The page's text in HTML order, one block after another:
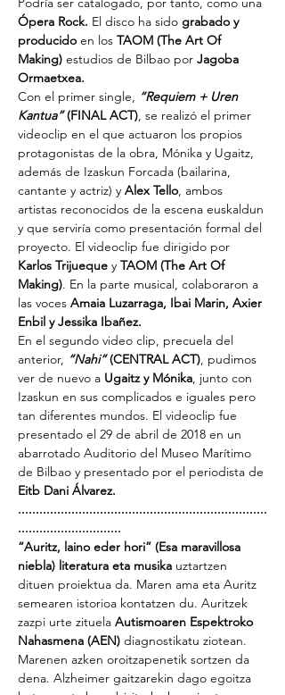
Ópera Rock. El disco ha sido grabado y
producido en los TAOM (The Art Of
Making) estudios de Bilbao por Jagoba
Ormaetxea.
Con el primer single, “Requiem + Uren
Kantua” (FINAL ACT), se realizó el primer
videoclip en el que actuaron los propios
protagonistas de la obra, Mónika y Ugaitz,
además de Izaskun Forcada (bailarina,
cantante y actriz) y Alex Tello, ambos
artistas reconocidos de la escena euskaldun
y que serviría como presentación formal del
proyecto. El videoclip fue dirigido por
Karlos Trijueque y TAOM (The Art Of
Making). En la parte musical, colaboraron a
las voces Amaia Luzarraga, Ibai Marin, Axier
Enbil y Jessika Ibañez.
En el segundo video clip, precuela del
anterior, “Nahi” (CENTRAL ACT), pudimos
ver de nuevo a Ugaitz y Mónika, junto con
Izaskun en sus complicados e iguales pero
tan diferentes mundos. El videoclip fue
presentado el 29 de abril de 2018 en un
abarrotado Auditorio del Museo Marítimo
de Bilbao y presentado por el periodista de
Eitb Dani Álvarez.
......................................................................
.............................
“Auritz, laino eder hori” (Esa maravillosa
niebla) literatura eta musika uztartzen
dituen proiektua da. Maren ama eta Auritz
semearen istorioa kontatzen du. Auritzek
zazpi urte zituela Autismoaren Espektroko
Nahasmena (AEN) diagnostikatu ziotean.
Marenen azken oroitzapenetik sortzen da
dena. Alzheimer gaitzarekin dago egoitza